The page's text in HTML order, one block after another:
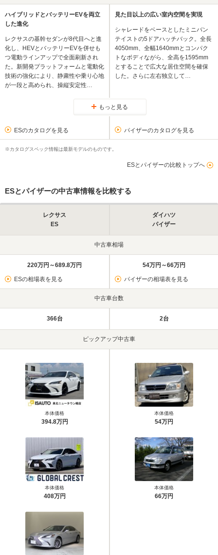
ハイブリッドとバッテリーEVを両立
した進化
レクサスの基幹セダンが8代目へと進
化し、HEVとバッテリーEVを併せも
つ電動ラインアップで全面刷新され
た。新開発プラットフォームと電動化
技術の強化により、静粛性や乗り心地
が一段と高められ、操縦安定性…
見た目以上の広い室内空間を実現
シャレードをベースとしたミニバン
テイストの5ドアハッチバック。全長
4050mm、全幅1640mmとコンパク
トなボディながら、全高を1595mm
とすることで広大な居住空間を確保
した。さらに左右独立して…
もっと見る
ESのカタログを見る パイザーのカタログを見る
※カタログスペック情報は最新モデルのものです。
ESとパイザーの比較トップへ
ESとパイザーの中古車情報を比較する
レクサス
ES
ダイハツ
パイザー
中古車相場
220万円～689.8万円
ESの相場表を見る
54万円～66万円
パイザーの相場表を見る
中古車台数
366台 2台
ピックアップ中古車
本体価格
394.8万円
本体価格
408万円
本体価格
54万円
本体価格
66万円